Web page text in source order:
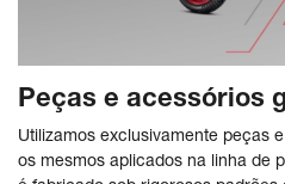
Peças e acessórios
Utilizamos exclusivamente peças
os mesmos aplicados na linha de